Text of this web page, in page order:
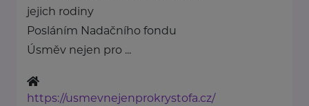
jejich rodiny
Posláním Nadačního fondu
Úsměv nejen pro ...
https://usmevnejenprokrystofa.cz/